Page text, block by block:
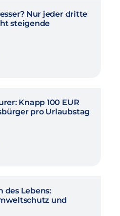
Nur jeder dritte
steigende
Knapp 100 EUR
pro Urlaubstag
des Lebens:
und